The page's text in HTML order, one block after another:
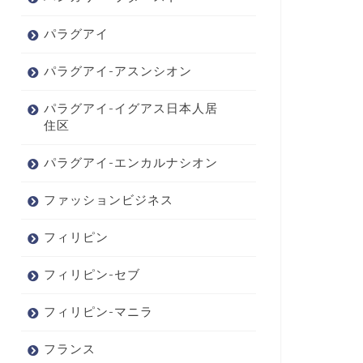
パラグアイ
パラグアイ-アスンシオン
パラグアイ-イグアス日本人居
住区
パラグアイ-エンカルナシオン
ファッションビジネス
フィリピン
フィリピン-セブ
フィリピン-マニラ
フランス